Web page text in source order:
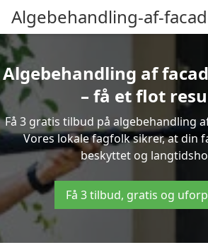
Algebehandling-af-
Algebehandling af
– få et flot
Få 3 gratis tilbud på algebehandling
Vores lokale fagfolk sikrer, at din
beskyttet og
Få 3 tilbud, gratis og